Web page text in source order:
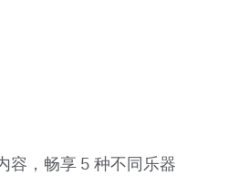
容，畅享 5 种不同乐器